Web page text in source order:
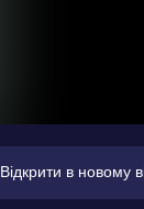
Відкрити в новому